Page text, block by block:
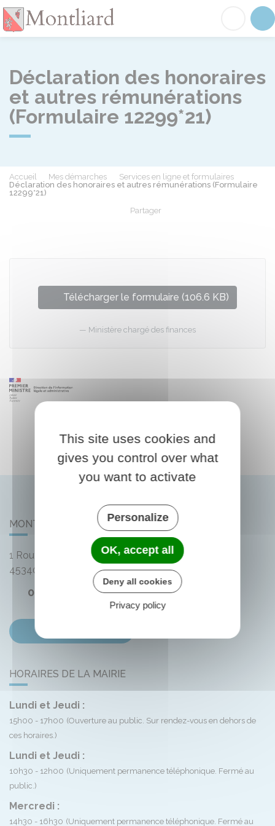
Déclaration des honoraires
et autres rémunérations
(Formulaire 12299*21)
Accueil Mes démarches
Services en ligne et formulaires
Déclaration des honoraires et autres rémunérations (Formulaire
12299*21)
Partager
Télécharger le formulaire (106.6 KB)
Ministère chargé des finances
MONTLIARD
1 Route de Bellegarde
45340
02 38 33 72 59
HORAIRES DE LA MAIRIE
Lundi et Jeudi :
15h00 - 17h00 (Ouverture au public. Sur rendez-vous en dehors de
ces horaires.)
Lundi et Jeudi :
10h30 - 12h00 (Uniquement permanence téléphonique. Fermé au
public.)
Mercredi :
14h30 - 16h30 (Uniquement permanence téléphonique. Fermé au
This site uses cookies and
gives you control over what
you want to activate
Personalize
OK, accept all
Deny all cookies
Privacy policy